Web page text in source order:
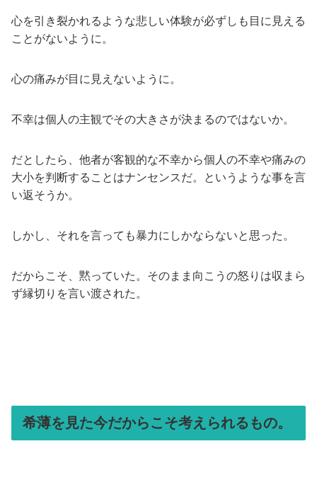
心を引き裂かれるような悲しい体験が必ずしも目に見える
ことがないように。
心の痛みが目に見えないように。
不幸は個人の主観でその大きさが決まるのではないか。
だとしたら、他者が客観的な不幸から個人の不幸や痛みの
大小を判断することはナンセンスだ。というような事を言
い返そうか。
しかし、それを言っても暴力にしかならないと思った。
だからこそ、黙っていた。そのまま向こうの怒りは収まら
ず縁切りを言い渡された。
希薄を見た今だからこそ考えられるもの。